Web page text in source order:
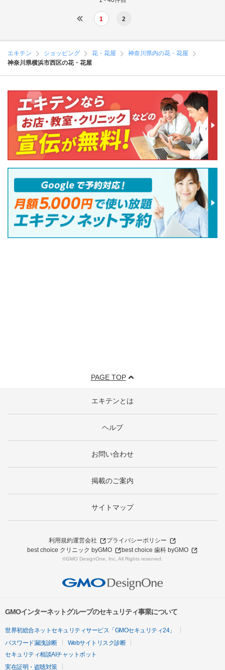
1 2
エキテン ショッピング 花・花屋
神奈川県内の花・花屋
神奈川県横浜市西区の花・花屋
PAGE TOP
エキテンとは
ヘルプ
お問い合わせ
掲載のご案内
サイトマップ
利用規約運営会社
プライバシーポリシー
best choice クリニック byGMO
best choice 歯科 byGMO
©GMO DesignOne, Inc. All Rights reserved.
GMOインターネットグループのセキュリティ事業について
世界初総合ネットセキュリティサービス「GMOセキュリティ24」
パスワード漏洩診断
Webサイトリスク診断
セキュリティ相談AIチャットボット
実在証明・盗聴対策